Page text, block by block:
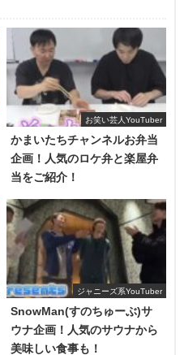
いぐるみ」など『エガちゃん
」や「NGテープ」「自主
りのデザインプライズが登
くなること間違いなしの景
み」全５種 高さ約30㎝
お笑い芸人YouTuber
かまいたちチャンネルお弁当
企画！人気のロケ弁と楽屋弁
当をご紹介！
ジャニーズ系YouTuber
SnowMan(すのちゅーぶ)サ
ウナ企画！人気のサウナから
美味しい食事も！